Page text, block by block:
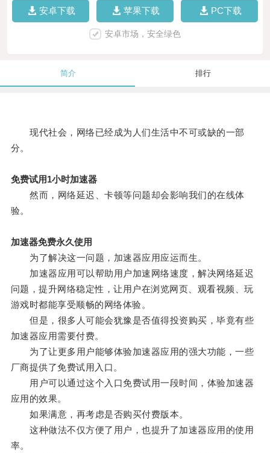
安卓下载 苹果下载 PC下载
安卓市场，安全绿色
简介 排行
现代社会，网络已经成为人们生活中不可或缺的一部
分。
免费试用1小时加速器
然而，网络延迟、卡顿等问题却会影响我们的在线体
验。
加速器免费永久使用
为了解决这一问题，加速器应用应运而生。
加速器应用可以帮助用户加速网络速度，解决网络延迟
问题，提升网络稳定性，让用户在浏览网页、观看视频、玩
游戏时都能享受顺畅的网络体验。
但是，很多人可能会犹豫是否值得投资购买，毕竟有些
加速器应用需要付费。
为了让更多用户能够体验加速器应用的强大功能，一些
厂商提供了免费试用入口。
用户可以通过这个入口免费试用一段时间，体验加速器
应用的效果。
如果满意，再考虑是否购买付费版本。
这种做法不仅方便了用户，也提升了加速器应用的使用
率。